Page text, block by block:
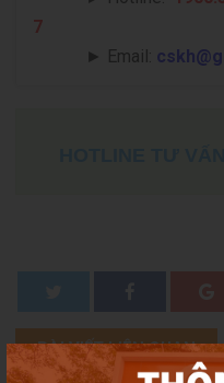
7
► Email:
BÀI VIẾT LIÊN QUAN